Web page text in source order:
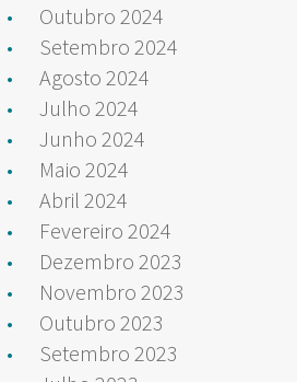
Outubro 2024
Setembro 2024
Agosto 2024
Julho 2024
Junho 2024
Maio 2024
Abril 2024
Fevereiro 2024
Dezembro 2023
Novembro 2023
Outubro 2023
Setembro 2023